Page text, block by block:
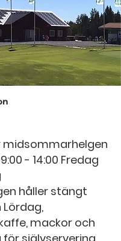
- 14:00 Fredag
håller stängt
Lördag,
mackor och